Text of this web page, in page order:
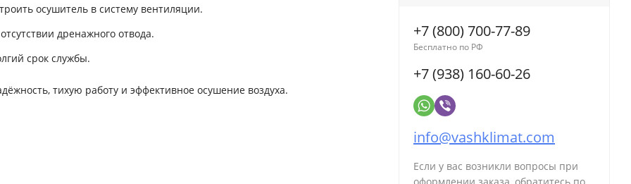
осушитель в систему вентиляции.
дренажного отвода.
срок службы.
тихую работу и эффективное осушение воздуха.
+7 (800) 700-77-89
Бесплатно по РФ
+7 (938) 160-60-26
info@vashklimat.com
Если у вас возникли вопросы при